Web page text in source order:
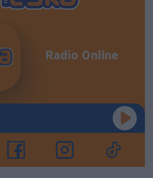
Radio Online